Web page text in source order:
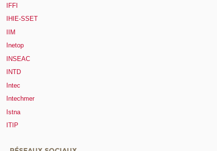
IFFI
IHIE-SSET
IIM
Inetop
INSEAC
INTD
Intec
Intechmer
Istna
ITIP